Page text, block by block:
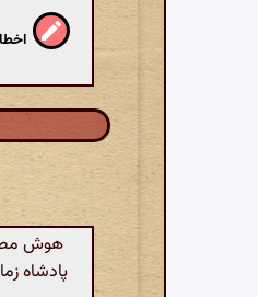
هوش
پادشاه